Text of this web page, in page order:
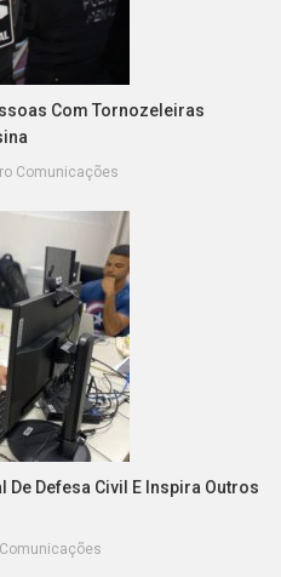
Com Tornozeleiras
Comunicações
De Defesa Civil E Inspira Outros